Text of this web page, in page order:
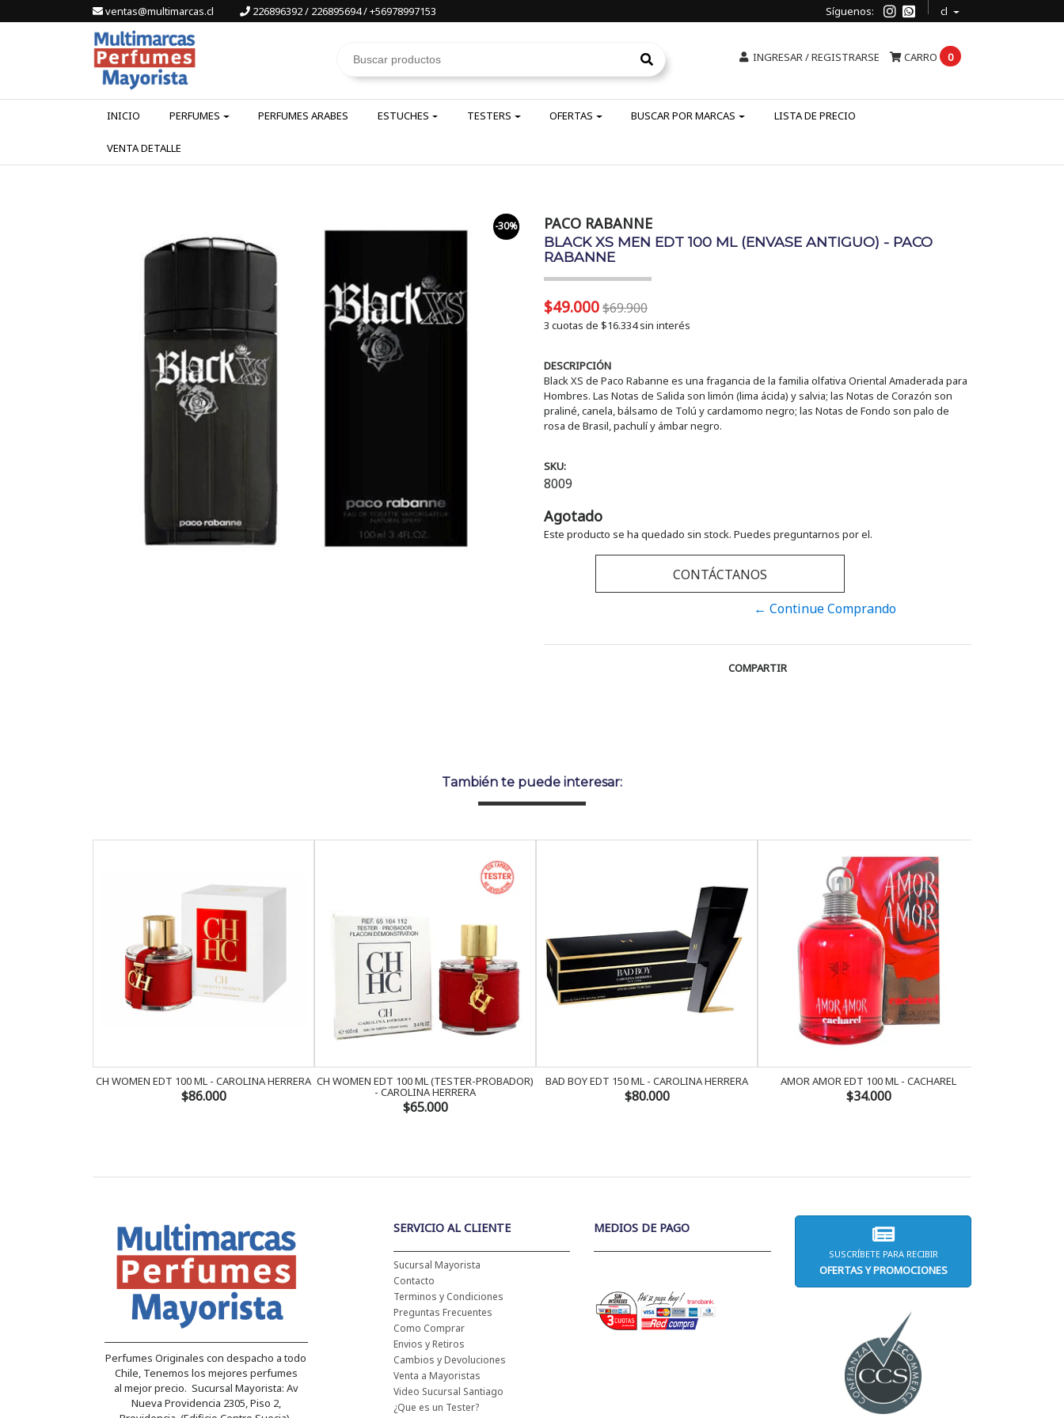
ventas@multimarcas.cl 226896392 / 226895694 / +56978997153 Síguenos: cl
CARRO 0
INGRESAR / REGISTRARSE
INICIO PERFUMES PERFUMES ARABES ESTUCHES TESTERS OFERTAS BUSCAR POR MARCAS LISTA DE PRECIO
VENTA DETALLE
-30% PACO RABANNE
BLACK XS MEN EDT 100 ML (ENVASE ANTIGUO) - PACO
RABANNE
$49.000$69.900
3 cuotas de $16.334sin interés
DESCRIPCIÓN
Black XS de Paco Rabanne es una fragancia de la familia olfativa Oriental Amaderada para
Hombres. Las Notas de Salida son limón (lima ácida) y salvia; las Notas de Corazón son
praliné, canela, bálsamo de Tolú y cardamomo negro; las Notas de Fondo son palo de
rosa de Brasil, pachulí y ámbar negro.
SKU:
8009
Agotado
Este producto se ha quedado sin stock. Puedes preguntarnos por el.
CONTÁCTANOS
← Continue Comprando
COMPARTIR
También te puede interesar:
CH WOMEN EDT 100 ML - CAROLINA HERRERA
$86.000
CH WOMEN EDT 100 ML (TESTER-PROBADOR)
- CAROLINA HERRERA
$65.000
BAD BOY EDT 150 ML - CAROLINA HERRERA
$80.000
AMOR AMOR EDT 100 ML - CACHAREL
$34.000
Perfumes Originales con despacho a todo
Chile, Tenemos los mejores perfumes
al mejor precio. Sucursal Mayorista: Av
Nueva Providencia 2305, Piso 2,
SERVICIO AL CLIENTE
Sucursal Mayorista
Contacto
Terminos y Condiciones
Preguntas Frecuentes
Como Comprar
Envios y Retiros
Cambios y Devoluciones
Venta a Mayoristas
Video Sucursal Santiago
¿Que es un Tester?
MEDIOS DE PAGO
SUSCRÍBETE PARA RECIBIR
OFERTAS Y PROMOCIONES